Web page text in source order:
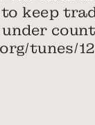
to keep
under
tunes/